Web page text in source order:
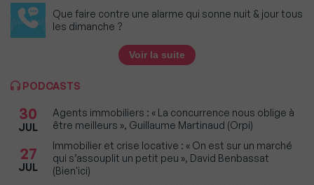
Que faire contre une alarme qui sonne nuit & jour tous
les dimanche ?
Voir la suite
PODCASTS
30
JUL
Agents immobiliers : « La concurrence nous oblige à
être meilleurs », Guillaume Martinaud (Orpi)
27
JUL
Immobilier et crise locative : « On est sur un marché
qui s’assouplit un petit peu », David Benbassat
(Bien'ici)